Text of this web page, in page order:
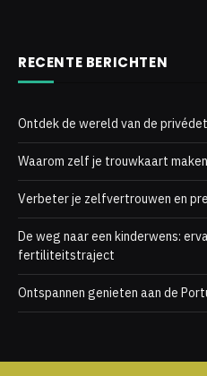
RECENTE BERICHTEN
Ontdek de wereld van de
Waarom zelf je trouwkaart
Verbeter je zelfvertrouwen en
De weg naar een kinderwens:
fertiliteitstraject
Ontspannen genieten aan de